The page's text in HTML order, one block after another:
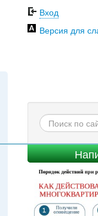
Вход
Версия для